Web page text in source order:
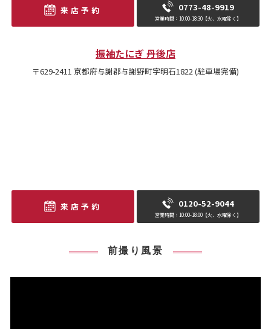
来店予約 0773-48-9919
営業時間：10:00-18:30【火、水曜除く】
振袖たにぎ 丹後店
〒629-2411 京都府与謝郡与謝野町字明石1822 (駐車場完備)
来店予約 0120-52-9044
営業時間：10:00-18:00【火、水曜除く】
前撮り風景